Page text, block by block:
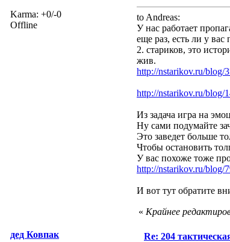
Karma: +0/-0
Offline
to Andreas:
У нас работает
еще раз, есть ли у
2. стариков, это
жив.
http://nstarikov.ru/blog/
http://nstarikov.ru/blog/
Из задача игра на
Ну сами подумайте
Это заведет больше
Чтобы остановить
У вас похоже тоже
http://nstarikov.ru/blog/
И вот тут обратите
« Крайнее
дед Ковпак
Re: 204